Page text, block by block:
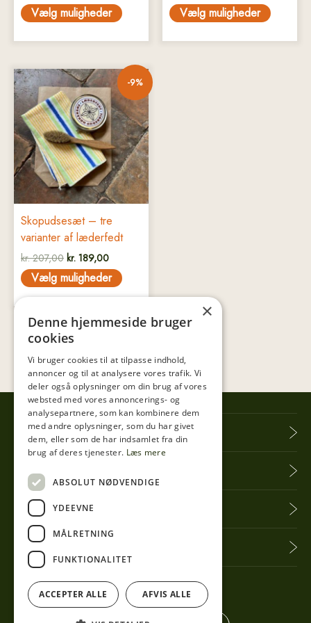
Vælg muligheder Vælg muligheder
-9%
Skopudsesæt – tre
varianter af læderfedt
kr.207,00
Den
oprindelige
pris
var:
kr. 207,00.
kr. 189,00
Den
aktuelle
pris
er:
kr. 189,00.
Vælg muligheder
Dette
vare
har
flere
varianter.
Mulighederne
kan
vælges
varesiden
Tibberup Høkeren
Information
Praktisk info
Få seneste nyt
Følg med her
×
Denne hjemmeside bruger
cookies
Vi bruger cookies til at tilpasse indhold,
annoncer og til at analysere vores trafik. Vi
deler også oplysninger om din brug af vores
websted med vores annoncerings- og
analysepartnere, som kan kombinere dem
med andre oplysninger, som du har givet
dem, eller som de har indsamlet fra din
brug af deres tjenester. Læs mere
ABSOLUT NØDVENDIGE
YDEEVNE
MÅLRETNING
FUNKTIONALITET
ACCEPTER ALLE AFVIS ALLE